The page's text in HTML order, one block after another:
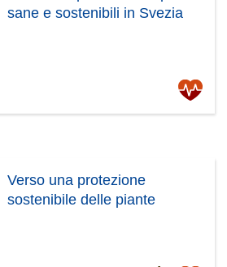
sane e sostenibili in Svezia
Verso una protezione
sostenibile delle piante